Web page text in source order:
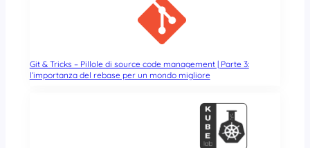
Git & Tricks – Pillole di source code management | Parte 3:
l’importanza del rebase per un mondo migliore